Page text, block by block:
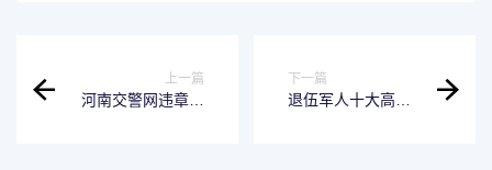
上一篇
河南交警网违章查
下一篇
退伍军人十大高薪